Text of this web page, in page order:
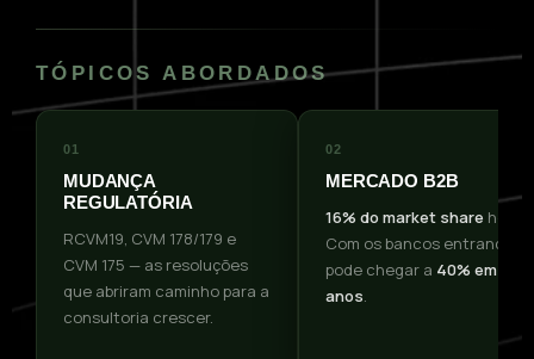
TÓPICOS ABORDADOS
01
MUDANÇA
REGULATÓRIA
RCVM19, CVM 178/179 e
CVM 175 — as resoluções
que abriram caminho para a
consultoria crescer.
02
MERCADO B2B
16% do market share hoje.
Com os bancos entrando,
pode chegar a 40% em 10
anos.